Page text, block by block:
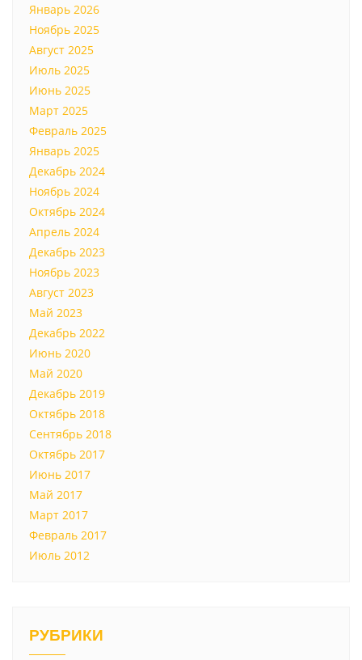
Январь 2026
Ноябрь 2025
Август 2025
Июль 2025
Июнь 2025
Март 2025
Февраль 2025
Январь 2025
Декабрь 2024
Ноябрь 2024
Октябрь 2024
Апрель 2024
Декабрь 2023
Ноябрь 2023
Август 2023
Май 2023
Декабрь 2022
Июнь 2020
Май 2020
Декабрь 2019
Октябрь 2018
Сентябрь 2018
Октябрь 2017
Июнь 2017
Май 2017
Март 2017
Февраль 2017
Июль 2012
РУБРИКИ